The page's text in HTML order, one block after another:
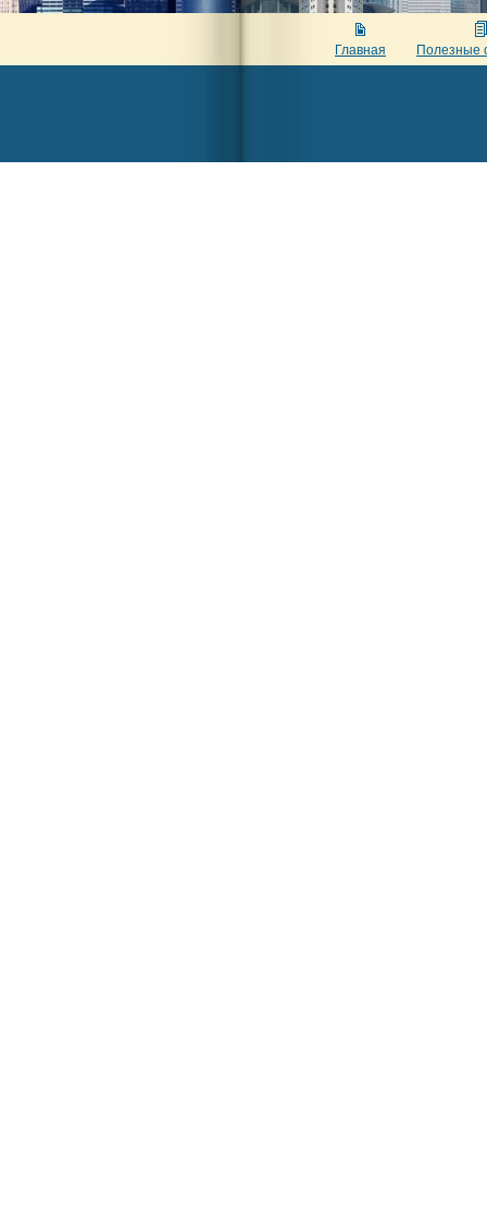
Главная Полезные